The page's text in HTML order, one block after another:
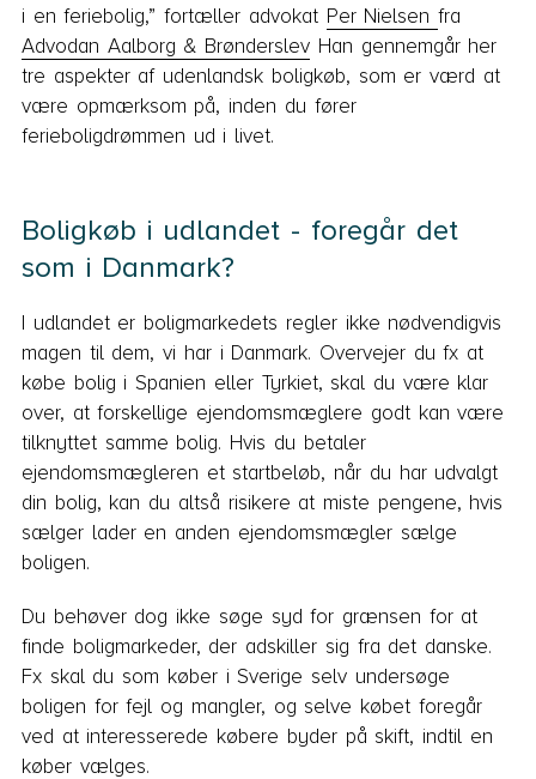
i en feriebolig,” fortæller advokat Per Nielsen fra
Advodan Aalborg & Brønderslev Han gennemgår her
tre aspekter af udenlandsk boligkøb, som er værd at
være opmærksom på, inden du fører
ferieboligdrømmen ud i livet.
Boligkøb i udlandet - foregår det
som i Danmark?
I udlandet er boligmarkedets regler ikke nødvendigvis
magen til dem, vi har i Danmark. Overvejer du fx at
købe bolig i Spanien eller Tyrkiet, skal du være klar
over, at forskellige ejendomsmæglere godt kan være
tilknyttet samme bolig. Hvis du betaler
ejendomsmægleren et startbeløb, når du har udvalgt
din bolig, kan du altså risikere at miste pengene, hvis
sælger lader en anden ejendomsmægler sælge
boligen.
Du behøver dog ikke søge syd for grænsen for at
finde boligmarkeder, der adskiller sig fra det danske.
Fx skal du som køber i Sverige selv undersøge
boligen for fejl og mangler, og selve købet foregår
ved at interesserede købere byder på skift, indtil en
køber vælges.